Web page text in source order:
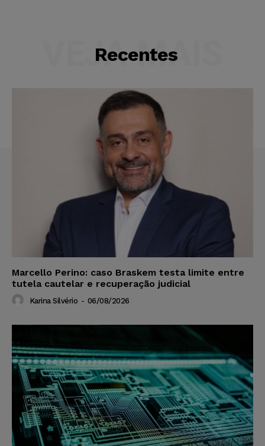
Recentes
VEJA MAIS
Marcello Perino: caso Braskem testa limite entre
tutela cautelar e recuperação judicial
Karina Silvério - 06/08/2026